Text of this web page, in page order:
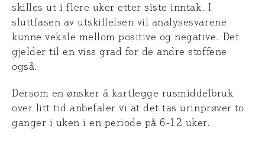
skilles ut i flere uker etter siste inntak. I
sluttfasen av utskillelsen vil analysesvarene
kunne veksle mellom positive og negative. Det
gjelder til en viss grad for de andre stoffene
også.
Dersom en ønsker å kartlegge rusmiddelbruk
over litt tid anbefaler vi at det tas urinprøver to
ganger i uken i en periode på 6-12 uker.